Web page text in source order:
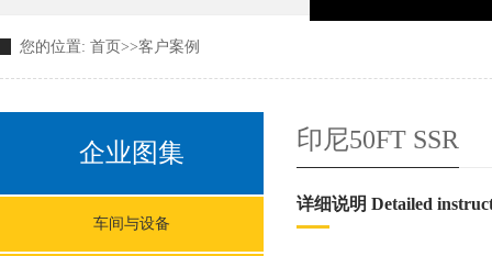
GW D型大跨径装配式公路钢
您的位置: 首页 >>客户案例
企业图集
车间与设备
印尼50FT SSR
详细说明 Detailed